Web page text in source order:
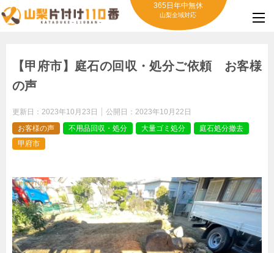
365日年中無休
山梨全域対応
【甲府市】庭石の回収・処分ご依頼 お客様
の声
更新日： 2023年10月23日 公開日： 2023年10月22日
お客様の声
不用品回収・処分 大量ゴミ処分
庭石処分撤去
甲府市